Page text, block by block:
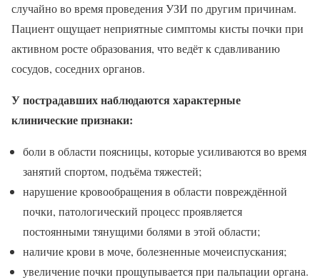
случайно во время проведения УЗИ по другим причинам.
Пациент ощущает неприятные симптомы кисты почки при
активном росте образования, что ведёт к сдавливанию
сосудов, соседних органов.
У пострадавших наблюдаются характерные
клинические признаки:
боли в области поясницы, которые усиливаются во время
занятий спортом, подъёма тяжестей;
нарушение кровообращения в области повреждённой
почки, патологический процесс проявляется
постоянными тянущими болями в этой области;
наличие крови в моче, болезненные мочеиспускания;
увеличение почки прощупывается при пальпации органа.